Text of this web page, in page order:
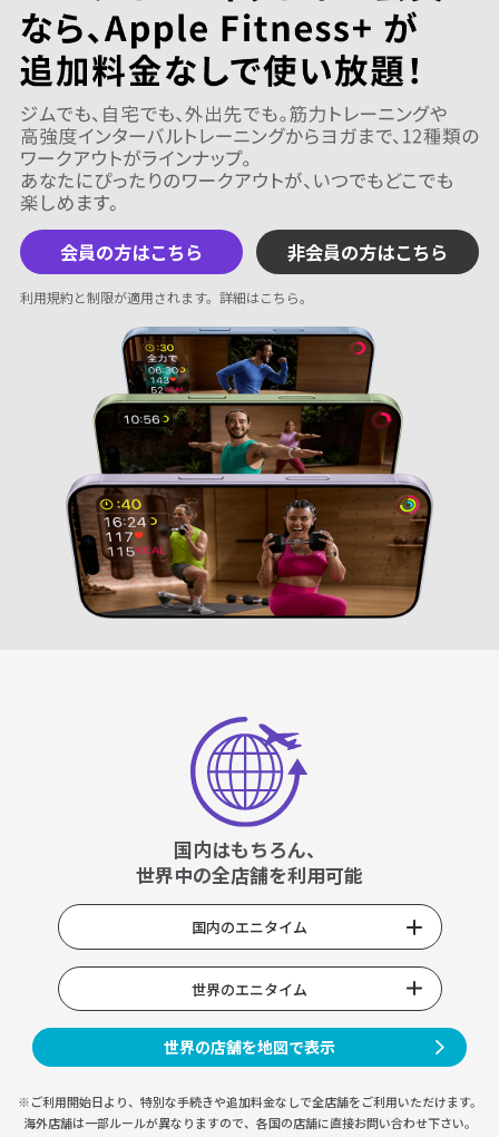
会員の方はこちら 非会員の方はこちら
利用規約と制限が適用されます。 詳細はこちら。
国内はもちろん、
世界中の全店舗を利用可能
国内のエニタイム
世界のエニタイム
世界の店舗を地図で表示
※ご利用開始日より、特別な手続きや追加料金なしで全店舗をご利用いただけます。
海外店舗は一部ルールが異なりますので、 各国の店舗に直接お問い合わせ下さい。